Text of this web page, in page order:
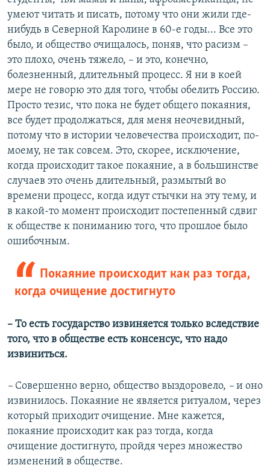
умеют читать и писать, потому что они жили где-
нибудь в Северной Каролине в 60-е годы... Все это
было, и общество очищалось, поняв, что расизм –
это плохо, очень тяжело, – и это, конечно,
болезненный, длительный процесс. Я ни в коей
мере не говорю это для того, чтобы обелить Россию.
Просто тезис, что пока не будет общего покаяния,
все будет продолжаться, для меня неочевидный,
потому что в истории человечества происходит, по-
моему, не так совсем. Это, скорее, исключение,
когда происходит такое покаяние, а в большинстве
случаев это очень длительный, размытый во
времени процесс, когда идут стычки на эту тему, и
в какой-то момент происходит постепенный сдвиг
к обществе к пониманию того, что прошлое было
ошибочным.
Покаяние происходит как раз тогда,
когда очищение достигнуто
– То есть государство извиняется только вследствие
того, что в обществе есть консенсус, что надо
извиниться.
– Совершенно верно, общество выздоровело, – и оно
извинилось. Покаяние не является ритуалом, через
который приходит очищение. Мне кажется,
покаяние происходит как раз тогда, когда
очищение достигнуто, пройдя через множество
изменений в обществе.